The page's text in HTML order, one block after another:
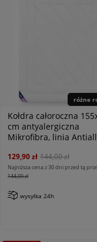
różne
Kołdra całoroczna
cm antyalergiczna
Mikrofibra, linia
129,90 zł 144,00 zł
Najniższa cena z 30 dni przed tą
144,00 zł
wysyłka 24h